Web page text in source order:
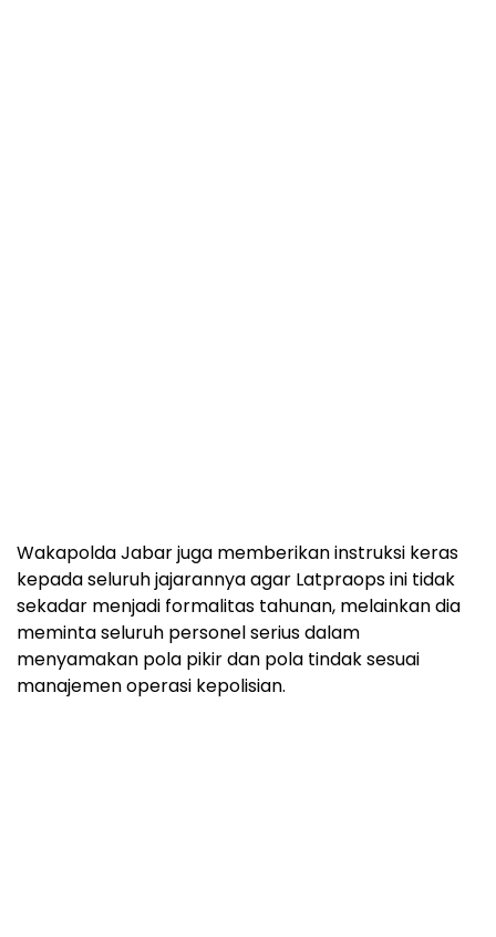
Wakapolda Jabar juga memberikan instruksi keras
kepada seluruh jajarannya agar Latpraops ini tidak
sekadar menjadi formalitas tahunan, melainkan dia
meminta seluruh personel serius dalam
menyamakan pola pikir dan pola tindak sesuai
manajemen operasi kepolisian.